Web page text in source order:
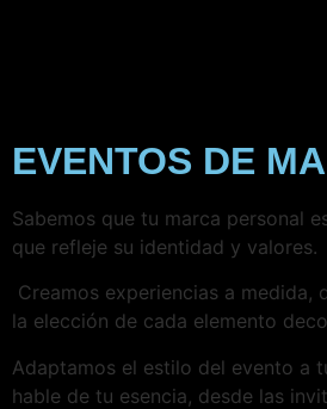
EVENTOS DE
Sabemos que tu marca personal
que refleje su identidad y valores.
Creamos experiencias a medida,
la elección de cada elemento
Adaptamos el estilo del evento a
hable de tu esencia, desde las